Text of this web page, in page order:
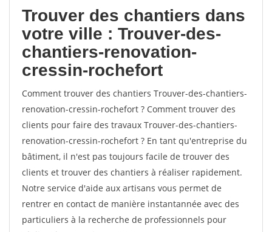
Trouver des chantiers dans
votre ville : Trouver-des-
chantiers-renovation-
cressin-rochefort
Comment trouver des chantiers Trouver-des-chantiers-
renovation-cressin-rochefort ? Comment trouver des
clients pour faire des travaux Trouver-des-chantiers-
renovation-cressin-rochefort ? En tant qu'entreprise du
bâtiment, il n'est pas toujours facile de trouver des
clients et trouver des chantiers à réaliser rapidement.
Notre service d'aide aux artisans vous permet de
rentrer en contact de manière instantannée avec des
particuliers à la recherche de professionnels pour